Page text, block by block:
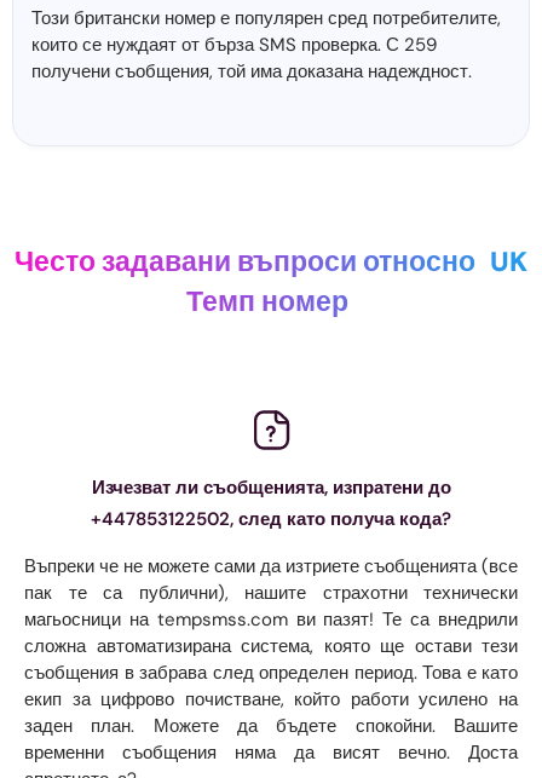
Този британски номер е популярен сред потребителите,
които се нуждаят от бърза SMS проверка. С 259
получени съобщения, той има доказана надеждност.
Често задавани въпроси относно UK
Темп номер
Изчезват ли съобщенията, изпратени до
+447853122502, след като получа кода?
Въпреки че не можете сами да изтриете съобщенията (все
пак те са публични), нашите страхотни технически
магьосници на tempsmss.com ви пазят! Те са внедрили
сложна автоматизирана система, която ще остави тези
съобщения в забрава след определен период. Това е като
екип за цифрово почистване, който работи усилено на
заден план. Можете да бъдете спокойни. Вашите
временни съобщения няма да висят вечно. Доста